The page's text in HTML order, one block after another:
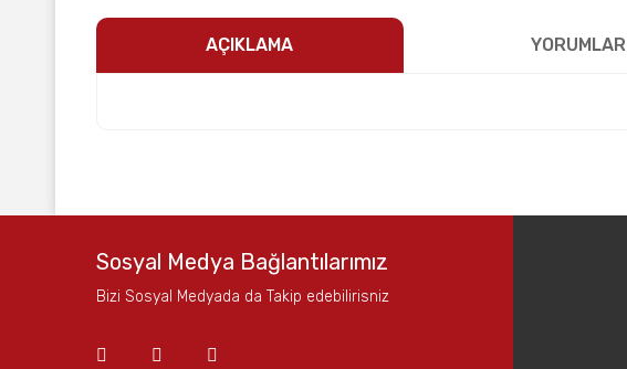
AÇIKLAMA YORUMLAR
Ürün açıklamasında eksik bilgiler bulunuyor.
Ürün fiyatı diğer sitelerden daha pahalı.
Sosyal Medya Bağlantılarımız
Bizi Sosyal Medyada da Takip edebilirisniz